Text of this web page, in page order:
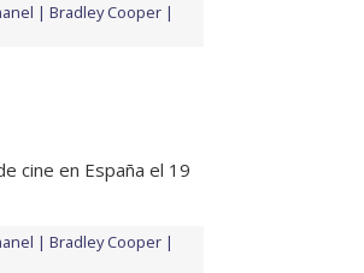
Bradley Cooper
cine en España el 19
Bradley Cooper